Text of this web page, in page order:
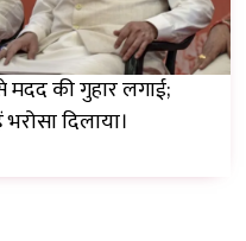
की गुहार लगाई;
दिलाया।